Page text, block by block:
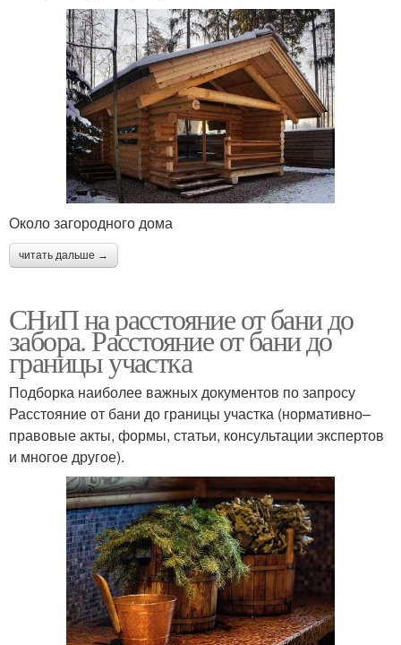
Около загородного дома
читать дальше →
СНиП на расстояние от бани до
забора. Расстояние от бани до
границы участка
Подборка наиболее важных документов по запросу
Расстояние от бани до границы участка (нормативно–
правовые акты, формы, статьи, консультации экспертов
и многое другое).